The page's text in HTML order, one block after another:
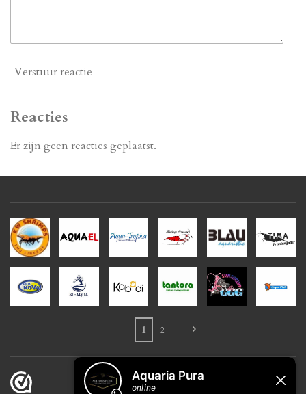
Verstuur reactie
Reacties
Er zijn geen reacties geplaatst.
1 2